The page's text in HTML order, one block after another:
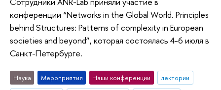
конференции “Networks in the Global World. Principles
behind Structures: Patterns of complexity in European
societies and beyond”, которая состоялась 4-6 июля в
Санкт-Петербурге.
Наука Мероприятия Наши конференции
лектории